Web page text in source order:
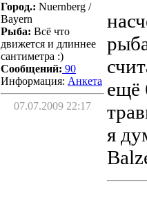
Город.: Nuernberg /
Bayern
Рыба: Всё что
движется и длиннее
сантиметра :)
Сообщений: 90
Информация: Aнкета
07.07.2009 22:17
ещё
я